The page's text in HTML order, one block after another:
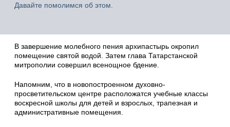
Давайте помолимся об этом.
В завершение молебного пения архипастырь окропил
помещение святой водой. Затем глава Татарстанской
митрополии совершил всенощное бдение.
Напомним, что в новопостроенном духовно-
просветительском центре расположатся учебные классы
воскресной школы для детей и взрослых, трапезная и
административные помещения.